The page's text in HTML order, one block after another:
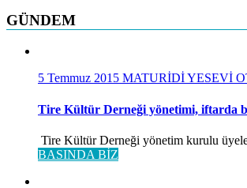
GÜNDEM
5 Temmuz 2015 MATURİDİ YESEVİ
Tire Kültür Derneği yönetimi, iftarda
Tire Kültür Derneği yönetim kurulu
BASINDA BİZ